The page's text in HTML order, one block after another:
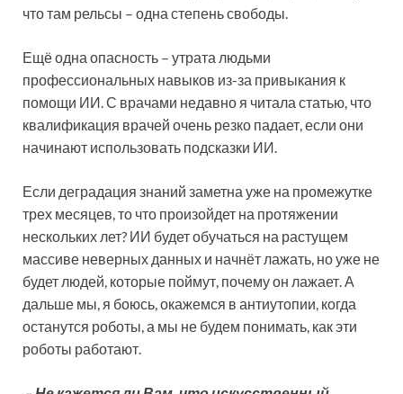
что там рельсы – одна степень свободы.
Ещё одна опасность – утрата людьми
профессиональных навыков из-за привыкания к
помощи ИИ. С врачами недавно я читала статью, что
квалификация врачей очень резко падает, если они
начинают использовать подсказки ИИ.
Если деградация знаний заметна уже на промежутке
трех месяцев, то что произойдет на протяжении
нескольких лет? ИИ будет обучаться на растущем
массиве неверных данных и начнёт лажать, но уже не
будет людей, которые поймут, почему он лажает. А
дальше мы, я боюсь, окажемся в антиутопии, когда
останутся роботы, а мы не будем понимать, как эти
роботы работают.